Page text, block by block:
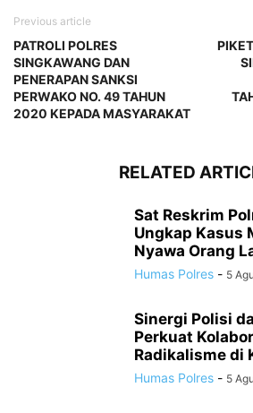
Previous article
PATROLI POLRES
SINGKAWANG DAN
PENERAPAN SANKSI
PERWAKO NO. 49 TAHUN
2020 KEPADA MASYARAKAT
RELATED
Sat Reskrim
Ungkap Kasus
Nyawa Orang
Humas Polres - 5
Sinergi Polisi
Perkuat
Radikalisme di
Humas Polres - 5